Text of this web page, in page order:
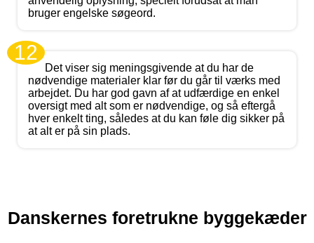
bruger engelske søgeord.
12
Det viser sig meningsgivende at du har de
nødvendige materialer klar før du går til værks med
arbejdet. Du har god gavn af at udfærdige en enkel
oversigt med alt som er nødvendige, og så eftergå
hver enkelt ting, således at du kan føle dig sikker på
at alt er på sin plads.
Danskernes foretrukne byggekæder